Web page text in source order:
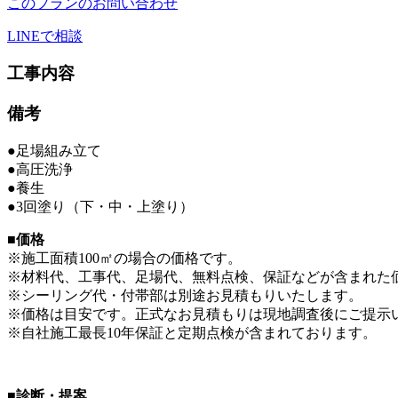
LINEで相談
工事内容
備考
●足場組み立て
●高圧洗浄
●養生
●3回塗り（下・中・上塗り）
■価格
※施工面積100㎡の場合の価格です。
※材料代、工事代、足場代、無料点検、保証などが含まれた
※シーリング代・付帯部は別途お見積もりいたします。
※価格は目安です。正式なお見積もりは現地調査後にご提示
※自社施工最長10年保証と定期点検が含まれております。